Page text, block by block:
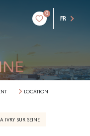
0
FR
LOCATION
IVRY SUR SEINE